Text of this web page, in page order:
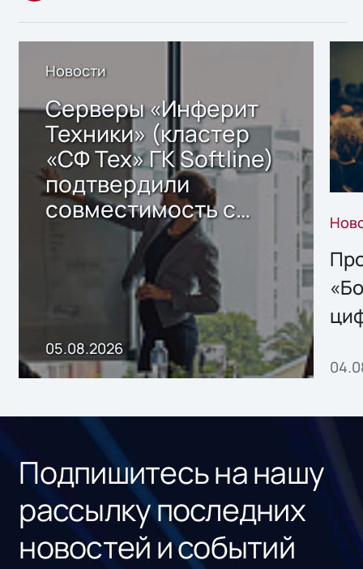
Новости
Серверы «Инферит
Техники» (кластер
«СФ Тех» ГК Softline)
подтвердили
совместимость с
решением Sharx
Storage 2.x для
хранения данных
05.08.2026
Подпишитесь на нашу
рассылку последних
новостей и событий